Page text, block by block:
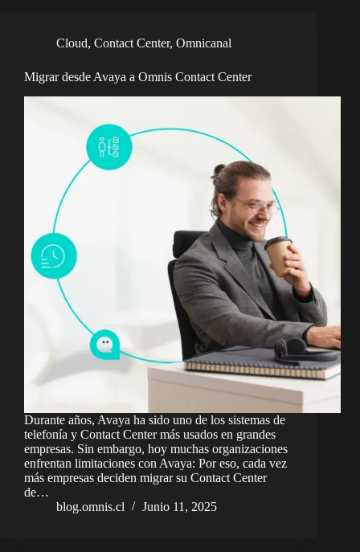
Cloud, Contact Center, Omnicanal
Migrar desde Avaya a Omnis Contact Center
Durante años, Avaya ha sido uno de los sistemas de
telefonía y Contact Center más usados en grandes
empresas. Sin embargo, hoy muchas organizaciones
enfrentan limitaciones con Avaya: Por eso, cada vez
más empresas deciden migrar su Contact Center
de…
blog.omnis.cl
Junio 11, 2025